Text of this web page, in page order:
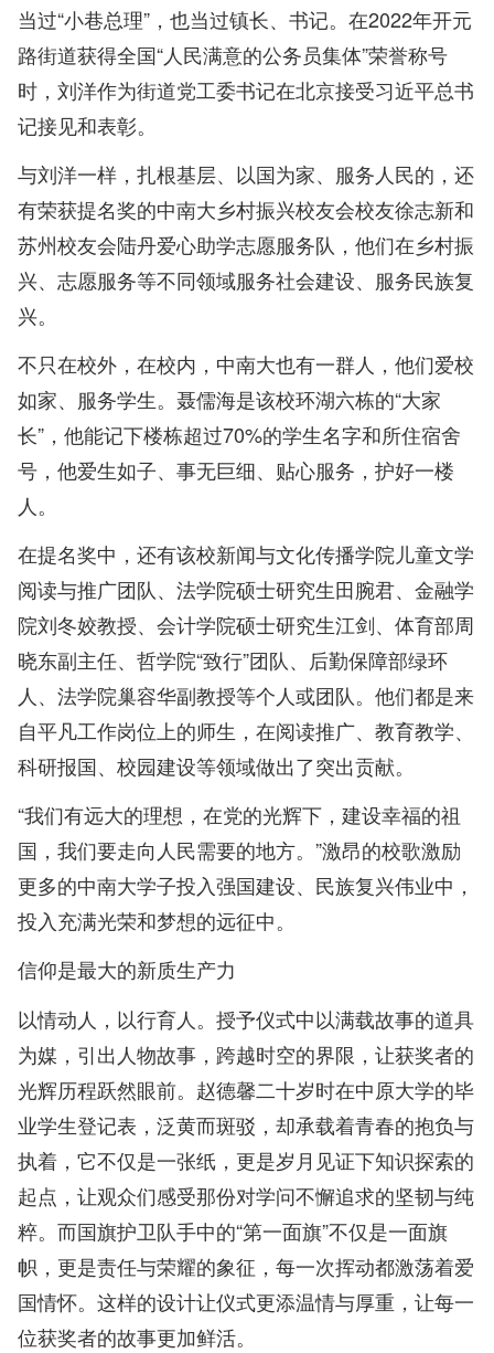
当过“小巷总理”，也当过镇长、书记。在2022年开元
路街道获得全国“人民满意的公务员集体”荣誉称号
时，刘洋作为街道党工委书记在北京接受习近平总书
记接见和表彰。
与刘洋一样，扎根基层、以国为家、服务人民的，还
有荣获提名奖的中南大乡村振兴校友会校友徐志新和
苏州校友会陆丹爱心助学志愿服务队，他们在乡村振
兴、志愿服务等不同领域服务社会建设、服务民族复
兴。
不只在校外，在校内，中南大也有一群人，他们爱校
如家、服务学生。聂儒海是该校环湖六栋的“大家
长”，他能记下楼栋超过70%的学生名字和所住宿舍
号，他爱生如子、事无巨细、贴心服务，护好一楼
人。
在提名奖中，还有该校新闻与文化传播学院儿童文学
阅读与推广团队、法学院硕士研究生田腕君、金融学
院刘冬姣教授、会计学院硕士研究生江剑、体育部周
晓东副主任、哲学院“致行”团队、后勤保障部绿环
人、法学院巢容华副教授等个人或团队。他们都是来
自平凡工作岗位上的师生，在阅读推广、教育教学、
科研报国、校园建设等领域做出了突出贡献。
“我们有远大的理想，在党的光辉下，建设幸福的祖
国，我们要走向人民需要的地方。”激昂的校歌激励
更多的中南大学子投入强国建设、民族复兴伟业中，
投入充满光荣和梦想的远征中。
信仰是最大的新质生产力
以情动人，以行育人。授予仪式中以满载故事的道具
为媒，引出人物故事，跨越时空的界限，让获奖者的
光辉历程跃然眼前。赵德馨二十岁时在中原大学的毕
业学生登记表，泛黄而斑驳，却承载着青春的抱负与
执着，它不仅是一张纸，更是岁月见证下知识探索的
起点，让观众们感受那份对学问不懈追求的坚韧与纯
粹。而国旗护卫队手中的“第一面旗”不仅是一面旗
帜，更是责任与荣耀的象征，每一次挥动都激荡着爱
国情怀。这样的设计让仪式更添温情与厚重，让每一
位获奖者的故事更加鲜活。